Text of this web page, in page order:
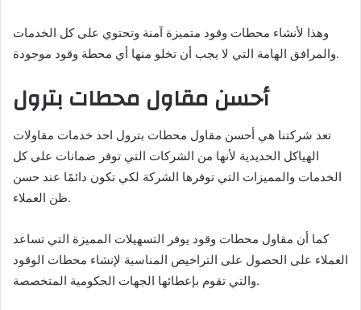
وهذا لأنشاء محطات وقود متميزة آمنة وتحتوي على كل الخدمات
والمرافق الهامة التي لا يجب أن تخلو منها أي محطة وقود موجودة.
أحسن مقاول محطات بترول
تعد شركتنا هي أحسن مقاول محطات بترول احد خدمات مقاولات
الهياكل الحديدية لأنها من الشركات التي توفر ضمانات على كل
الخدمات والمميزات التي توفرها الشركة لكي تكون دائمًا عند حسن
ظن العملاء.
كما أن مقاول محطات وقود يوفر التسهيلات المميزة التي تساعد
العملاء على الحصول على التراخيص المناسبة لإنشاء محطات الوقود
والتي تقوم بإعطائها الجهات الحكومية المتخصصة.